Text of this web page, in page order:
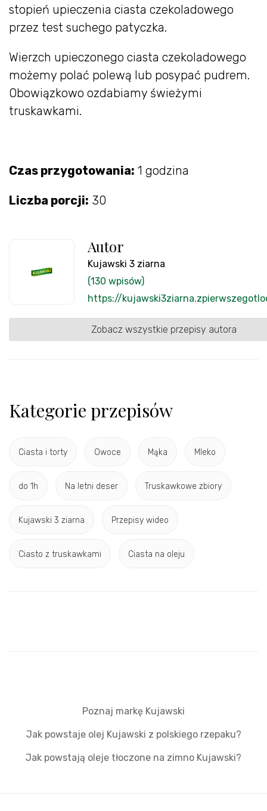
stopień upieczenia ciasta czekoladowego
przez test suchego patyczka.
Wierzch upieczonego ciasta czekoladowego
możemy polać polewą lub posypać pudrem.
Obowiązkowo ozdabiamy świeżymi
truskawkami.
Czas przygotowania: 1 godzina
Liczba porcji: 30
Autor
Kujawski 3 ziarna
(130 wpisów)
https://
Zobacz wszystkie przepisy autora
Kategorie przepisów
Ciasta i torty Owoce Mąka Mleko
do 1h Na letni deser Truskawkowe zbiory
Kujawski 3 ziarna Przepisy wideo
Ciasto z truskawkami Ciasta na oleju
Poznaj markę Kujawski
Jak powstaje olej Kujawski z polskiego rzepaku?
Jak powstają oleje tłoczone na zimno Kujawski?